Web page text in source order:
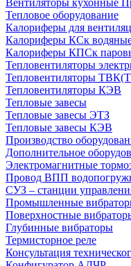
Вентиляторы кухонные
Тепловое оборудование
Калориферы для
Калориферы КСк
Калориферы КПСк
Тепловентиляторы
Тепловентиляторы
Тепловентиляторы КЭВ
Тепловые завесы
Тепловые завесы ЭТЗ
Тепловые завесы КЭВ
Производство
Дополнительное
Электромагнитные
Провод ВПП
СУЗ – станции
Промышленные
Поверхностные
Глубинные вибраторы
Термисторное реле
Консультация